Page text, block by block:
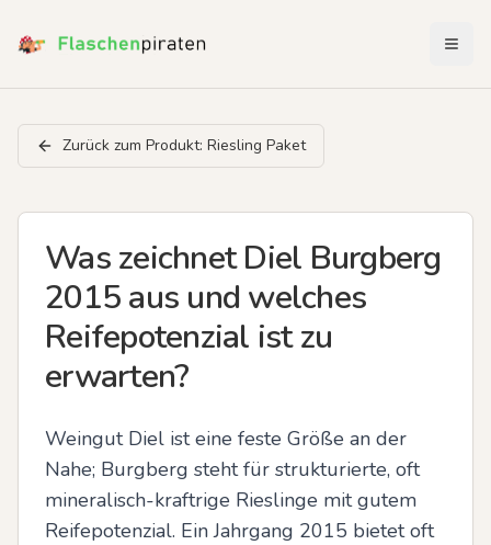
Zurück zum Produkt: Riesling Paket
Was zeichnet Diel Burgberg
2015 aus und welches
Reifepotenzial ist zu
erwarten?
Weingut Diel ist eine feste Größe an der
Nahe; Burgberg steht für strukturierte, oft
mineralisch-kraftrige Rieslinge mit gutem
Reifepotenzial. Ein Jahrgang 2015 bietet oft